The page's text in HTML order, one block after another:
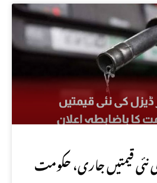
نئی قیمتیں جاری، حکومت